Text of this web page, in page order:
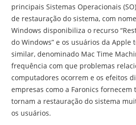
principais Sistemas Operacionais
de restauração do sistema, com
Windows disponibiliza o recurso
do Windows” e os usuários da Apple
similar, denominado Mac Time
frequência com que problemas
computadores ocorrem e os efeitos
empresas como a Faronics fornecem
tornam a restauração do sistema
os usuários.